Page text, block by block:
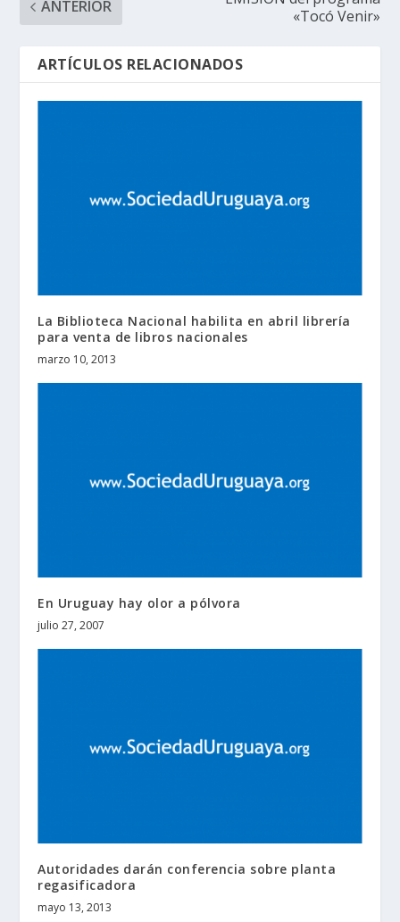
ANTERIOR
«Tocó Venir»
ARTÍCULOS RELACIONADOS
La Biblioteca Nacional habilita en abril librería
para venta de libros nacionales
marzo 10, 2013
En Uruguay hay olor a pólvora
julio 27, 2007
Autoridades darán conferencia sobre planta
regasificadora
mayo 13, 2013